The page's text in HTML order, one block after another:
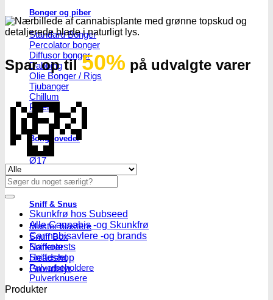
Bonger og piber
Standard Bonger
Percolator bonger
Diffusor bonger
Dabbing
Olie Bonger / Rigs
Tjubanger
Chillum
Piber
Bonghoveder
Ø17
SG14
Sniff & Snus
Master blastere
Snuff Box
Snifferør
Sniffesæt
Pulverbeholdere
Pulverknusere
Spar op til50% på udvalgte varer
💸
Se alle tilbud her
Søg
efter:
Skunkfrø hos Subseed
Alle Cannabis -og Skunkfrø
Cannabisavlere -og brands
Narkotests
Headshop
Groudstyr
Produkter